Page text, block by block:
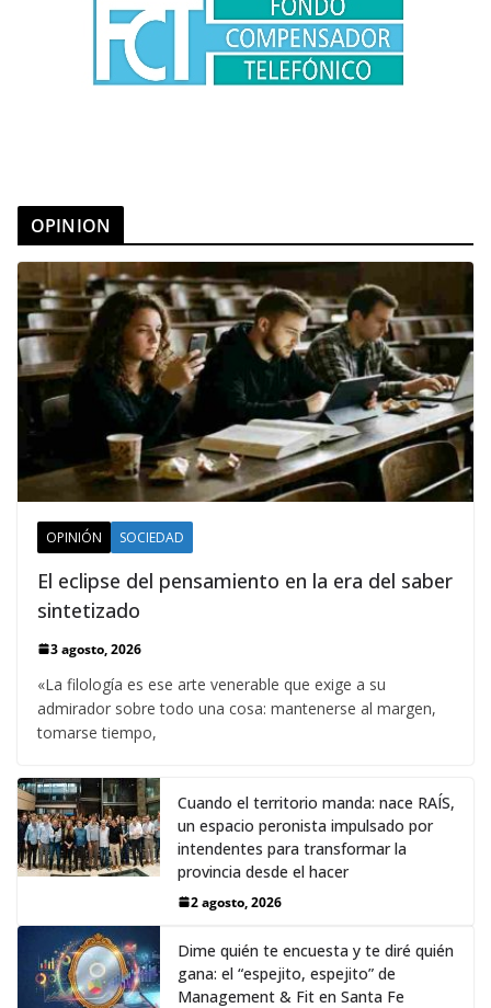
OPINION
OPINIÓN SOCIEDAD
El eclipse del pensamiento en la era del saber
sintetizado
3 agosto, 2026
«La filología es ese arte venerable que exige a su
admirador sobre todo una cosa: mantenerse al margen,
tomarse tiempo,
Cuando el territorio manda: nace RAÍS,
un espacio peronista impulsado por
intendentes para transformar la
provincia desde el hacer
2 agosto, 2026
Dime quién te encuesta y te diré quién
gana: el “espejito, espejito” de
Management & Fit en Santa Fe